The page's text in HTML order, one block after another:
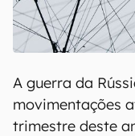
A guerra da
movimentações
trimestre deste